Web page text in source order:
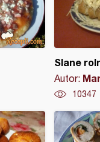
Slane
Autor:
10347